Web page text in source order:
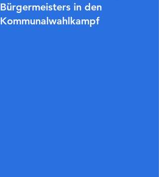
Bürgermeisters in den
Kommunalwahlkampf